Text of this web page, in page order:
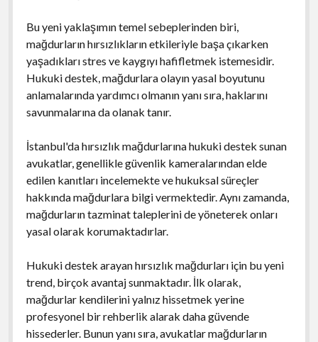
Bu yeni yaklaşımın temel sebeplerinden biri,
mağdurların hırsızlıkların etkileriyle başa çıkarken
yaşadıkları stres ve kaygıyı hafifletmek istemesidir.
Hukuki destek, mağdurlara olayın yasal boyutunu
anlamalarında yardımcı olmanın yanı sıra, haklarını
savunmalarına da olanak tanır.
İstanbul'da hırsızlık mağdurlarına hukuki destek sunan
avukatlar, genellikle güvenlik kameralarından elde
edilen kanıtları incelemekte ve hukuksal süreçler
hakkında mağdurlara bilgi vermektedir. Aynı zamanda,
mağdurların tazminat taleplerini de yöneterek onları
yasal olarak korumaktadırlar.
Hukuki destek arayan hırsızlık mağdurları için bu yeni
trend, birçok avantaj sunmaktadır. İlk olarak,
mağdurlar kendilerini yalnız hissetmek yerine
profesyonel bir rehberlik alarak daha güvende
hissederler. Bunun yanı sıra, avukatlar mağdurların